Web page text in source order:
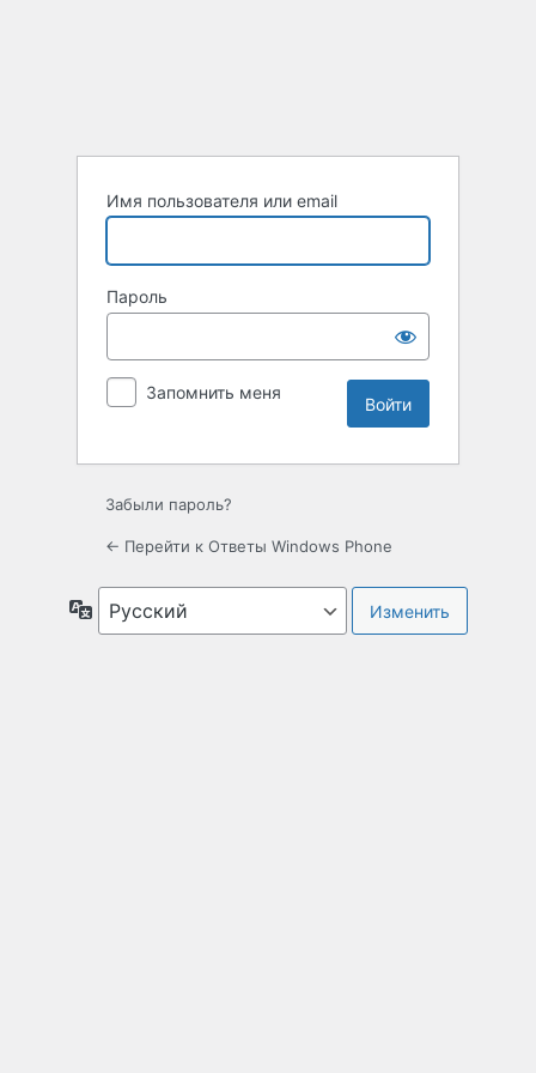
Имя пользователя или email
Пароль
Запомнить меня
Забыли пароль?
← Перейти к Ответы Windows Phone
Язык